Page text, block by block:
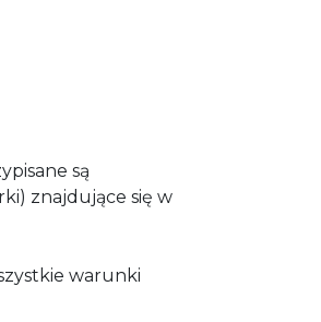
są
znajdujące się w
warunki